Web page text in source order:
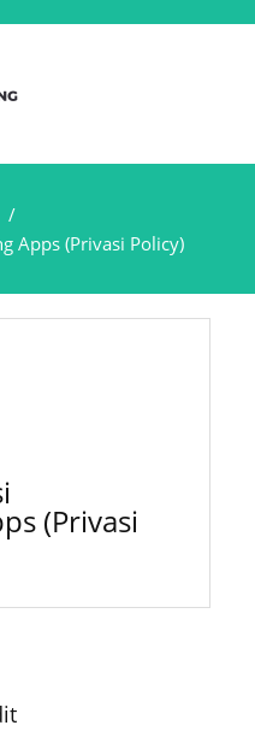
Apps (Privasi Policy)
(Privasi